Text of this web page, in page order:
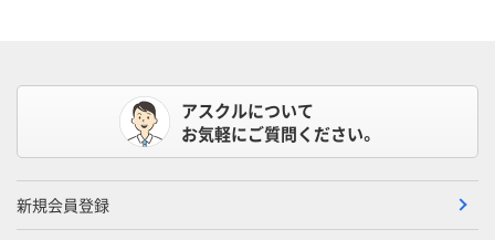
アスクルについて
お気軽にご質問ください。
新規会員登録